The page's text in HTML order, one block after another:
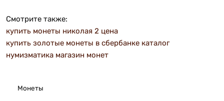
Монеты
Смотрите также:
купить монеты николая 2 цена
купить золотые монеты в сбербанке каталог
нумизматика магазин монет